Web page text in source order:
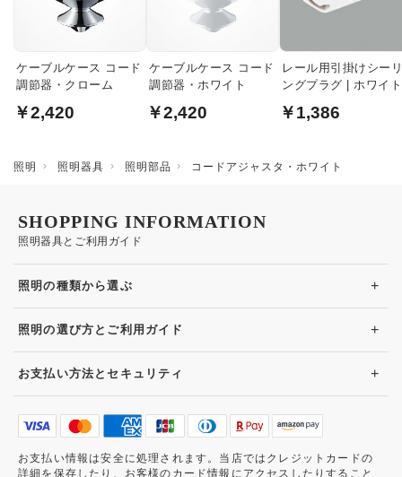
ケーブルケース コード
調節器・クローム
￥2,420
ケーブルケース コード
調節器・ホワイト
￥2,420
レール用引掛けシー
ングプラグ | ホワイト
￥1,386
照明 照明器具 照明部品 コードアジャスタ・ホワイト
照明器具とご利用ガイド
SHOPPING INFORMATION
照明の種類から選ぶ +
照明の選び方とご利用ガイド +
お支払い方法とセキュリティ +
お支払い情報は安全に処理されます。当店ではクレジットカードの
詳細を保存したり、お客様のカード情報にアクセスしたりすること